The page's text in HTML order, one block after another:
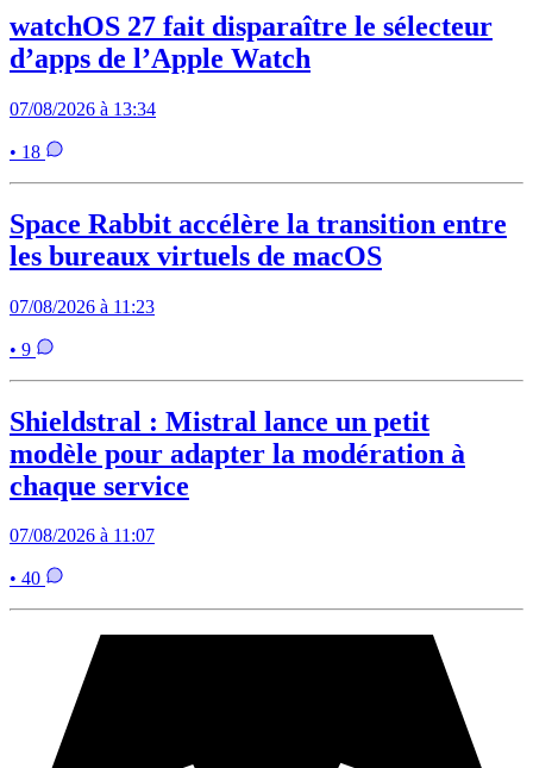
watchOS 27 fait disparaître le sélecteur
d’apps de l’Apple Watch
07/08/2026 à 13:34
• 18
Space Rabbit accélère la transition entre
les bureaux virtuels de macOS
07/08/2026 à 11:23
• 9
Shieldstral : Mistral lance un petit
modèle pour adapter la modération à
chaque service
07/08/2026 à 11:07
• 40